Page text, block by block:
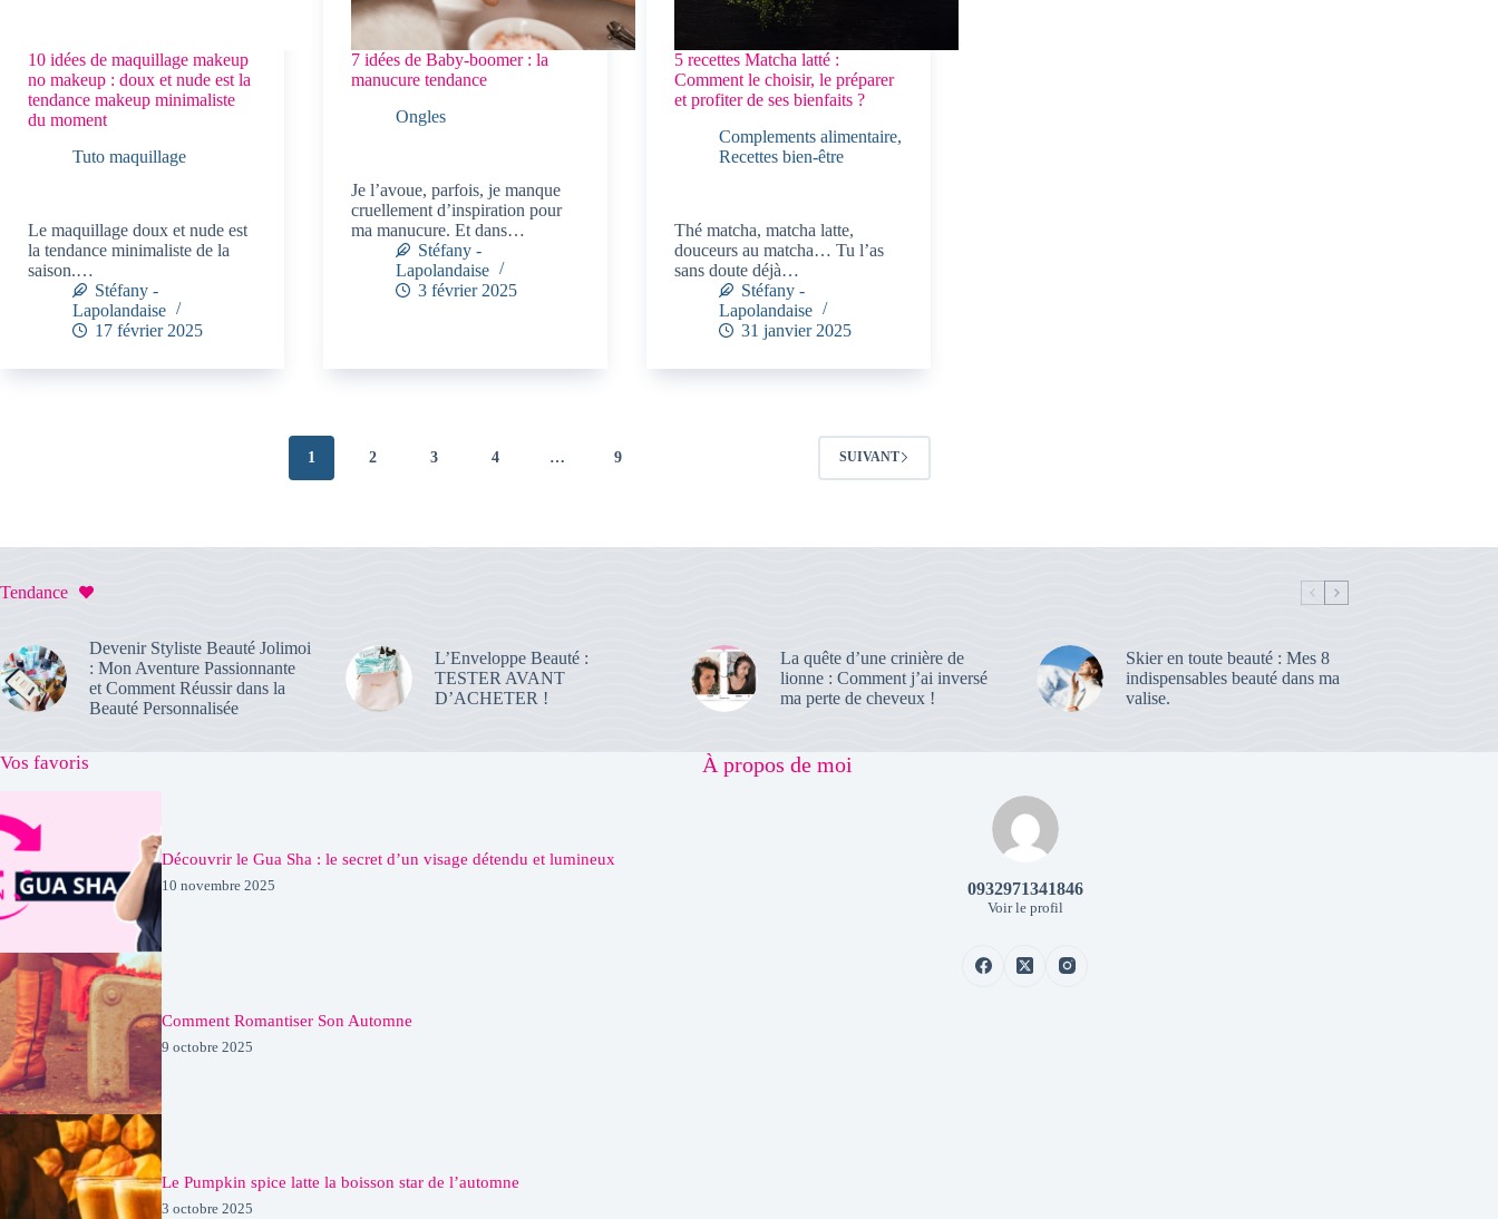
10 idées de maquillage makeup
no makeup : doux et nude est la
tendance makeup minimaliste
du moment
Tuto maquillage
Le maquillage doux et nude est
la tendance minimaliste de la
saison.…
Stéfany -
Lapolandaise
17 février 2025
7 idées de Baby-boomer : la
manucure tendance
Ongles
Je l’avoue, parfois, je manque
cruellement d’inspiration pour
ma manucure. Et dans…
Stéfany -
Lapolandaise
3 février 2025
5 recettes Matcha latté :
Comment le choisir, le préparer
et profiter de ses bienfaits ?
Complements alimentaire,
Recettes bien-être
Thé matcha, matcha latte,
douceurs au matcha… Tu l’as
sans doute déjà…
Stéfany -
Lapolandaise
31 janvier 2025
1 2 3 4 … 9 SUIVANT
Tendance
Devenir Styliste Beauté Jolimoi
: Mon Aventure Passionnante
et Comment Réussir dans la
Beauté Personnalisée
L’Enveloppe Beauté :
TESTER AVANT
D’ACHETER !
La quête d’une crinière de
lionne : Comment j’ai inversé
ma perte de cheveux !
Skier en toute beauté : Mes 8
indispensables beauté dans ma
valise.
Vos favoris
Découvrir le Gua Sha : le secret d’un visage détendu et lumineux
10 novembre 2025
Comment Romantiser Son Automne
9 octobre 2025
Le Pumpkin spice latte la boisson star de l’automne
3 octobre 2025
À propos de moi
0932971341846
Voir le profil